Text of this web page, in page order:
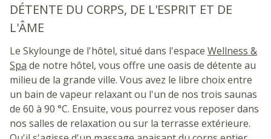
DÉTENTE DU CORPS, DE L'ESPRIT ET DE
L'ÂME
Le Skylounge de l'hôtel, situé dans l'espace Wellness &
Spa de notre hôtel, vous offre une oasis de détente au
milieu de la grande ville. Vous avez le libre choix entre
un bain de vapeur relaxant ou l'un de nos trois saunas
de 60 à 90 °C. Ensuite, vous pourrez vous reposer dans
nos salles de relaxation ou sur la terrasse extérieure.